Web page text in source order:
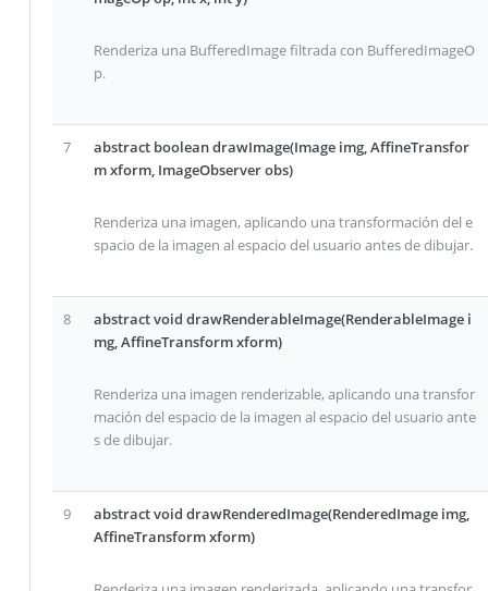
Renderiza una BufferedImage filtrada con BufferedImageO
p.
7
abstract boolean drawImage(Image img, AffineTransfor
m xform, ImageObserver obs)
Renderiza una imagen, aplicando una transformación del e
spacio de la imagen al espacio del usuario antes de dibujar.
8
abstract void drawRenderableImage(RenderableImage i
mg, AffineTransform xform)
Renderiza una imagen renderizable, aplicando una transfor
mación del espacio de la imagen al espacio del usuario ante
s de dibujar.
9
abstract void drawRenderedImage(RenderedImage img,
AffineTransform xform)